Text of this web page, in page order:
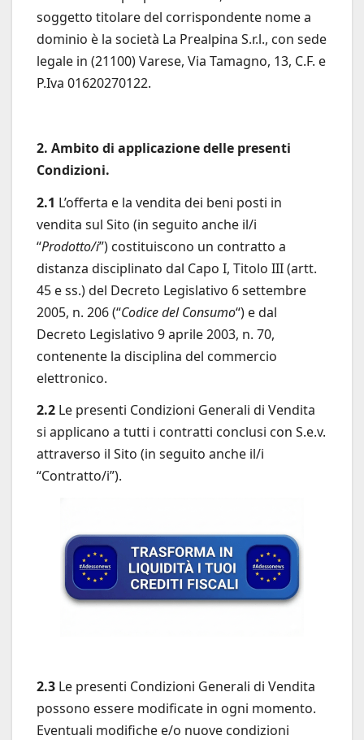
soggetto titolare del corrispondente nome a
dominio è la società La Prealpina S.r.l., con sede
legale in (21100) Varese, Via Tamagno, 13, C.F. e
P.Iva 01620270122.
2. Ambito di applicazione delle presenti
Condizioni.
2.1 L’offerta e la vendita dei beni posti in
vendita sul Sito (in seguito anche il/i
“Prodotto/i”) costituiscono un contratto a
distanza disciplinato dal Capo I, Titolo III (artt.
45 e ss.) del Decreto Legislativo 6 settembre
2005, n. 206 (“Codice del Consumo“) e dal
Decreto Legislativo 9 aprile 2003, n. 70,
contenente la disciplina del commercio
elettronico.
2.2 Le presenti Condizioni Generali di Vendita
si applicano a tutti i contratti conclusi con S.e.v.
attraverso il Sito (in seguito anche il/i
“Contratto/i”).
2.3 Le presenti Condizioni Generali di Vendita
possono essere modificate in ogni momento.
Eventuali modifiche e/o nuove condizioni